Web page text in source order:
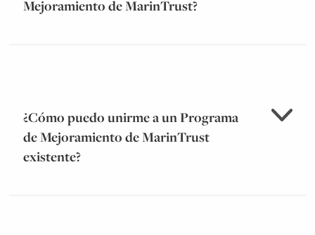
Mejoramiento de MarinTrust?
aquí
¿Cómo puedo unirme a un Programa
de Mejoramiento de MarinTrust
existente?